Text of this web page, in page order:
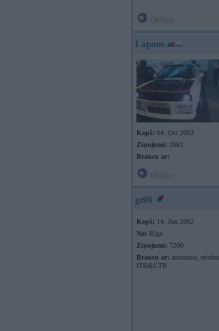
Lapans
Kopš: 04. Oct 2003
Ziņojumi: 1661
Braucu ar:
gt99
Kopš: 14. Jun 2002
No: Rīga
Ziņojumi: 7200
Braucu ar: autobusu, reizēm
ITR&CTR